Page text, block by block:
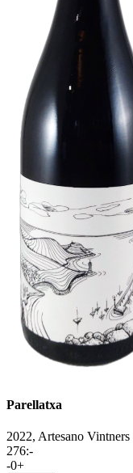
Parellatxa
2022, Artesano Vintners
276:-
-0+